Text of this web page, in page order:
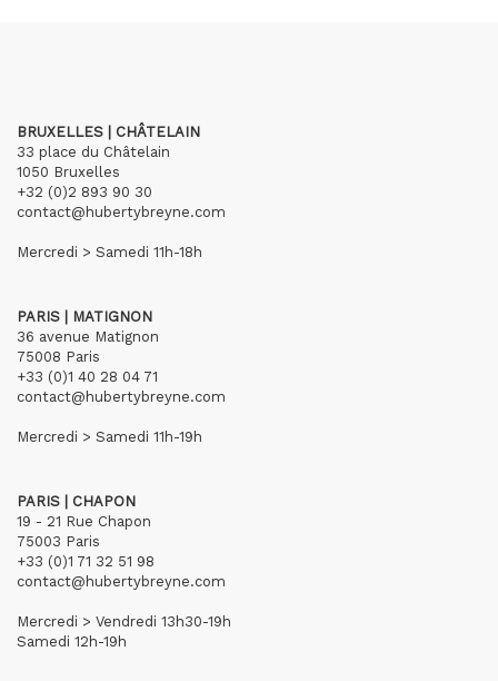
BRUXELLES | CHÂTELAIN
33 place du Châtelain
1050 Bruxelles
+32 (0)2 893 90 30
contact@hubertybreyne.com
Mercredi > Samedi 11h-18h
PARIS | MATIGNON
36 avenue Matignon
75008 Paris
+33 (0)1 40 28 04 71
contact@hubertybreyne.com
Mercredi > Samedi 11h-19h
PARIS | CHAPON
19 - 21 Rue Chapon
75003 Paris
+33 (0)1 71 32 51 98
contact@hubertybreyne.com
Mercredi > Vendredi 13h30-19h
Samedi 12h-19h